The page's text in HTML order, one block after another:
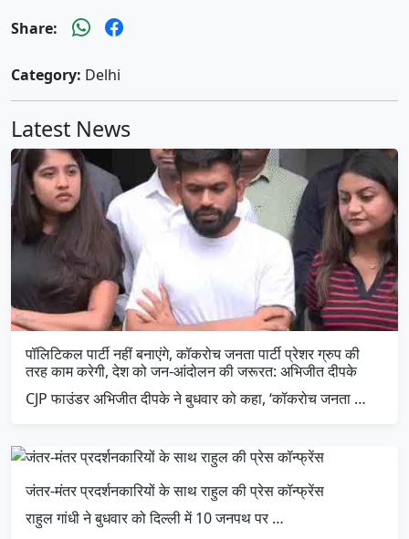
Share:
Category: Delhi
Latest News
पॉलिटिकल पार्टी नहीं बनाएंगे, कॉकरोच जनता पार्टी प्रेशर ग्रुप की
तरह काम करेगी, देश को जन-आंदोलन की जरूरत: अभिजीत दीपके
CJP फाउंडर अभिजीत दीपके ने बुधवार को कहा, ‘कॉकरोच जनता …
जंतर-मंतर प्रदर्शनकारियों के साथ राहुल की प्रेस कॉन्फ्रेंस
राहुल गांधी ने बुधवार को दिल्ली में 10 जनपथ पर …